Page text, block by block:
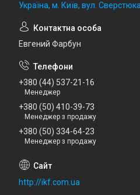
Україна, м. Київ, вул.
Евгений Фарбун
+380 (44) 537-21-16
Менеджер
+380 (50) 410-39-73
Менеджер з продажу
+380 (50) 334-64-23
Менеджер з продажу
http://ikf.com.ua